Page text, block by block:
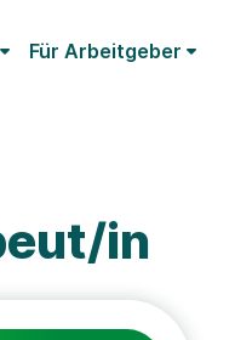
Für Arbeitgeber
in